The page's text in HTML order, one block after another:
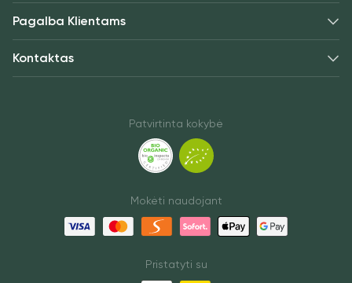
Pagalba Klientams
Kontaktas
Patvirtinta kokybė
Mokėti naudojant
Pristatyti su